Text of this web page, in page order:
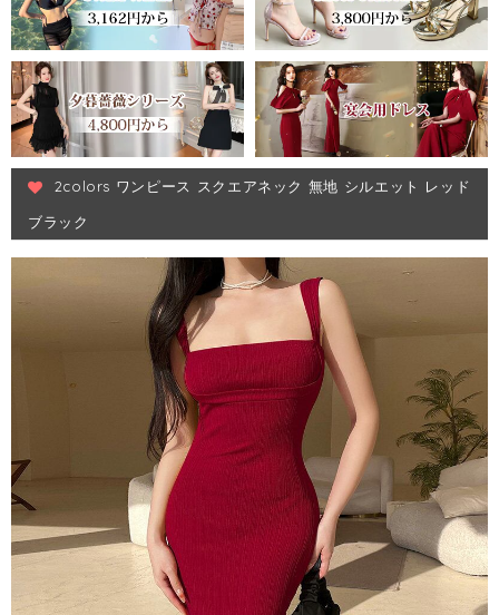
2colors ワンピース スクエアネック 無地 シルエット レッド
ブラック